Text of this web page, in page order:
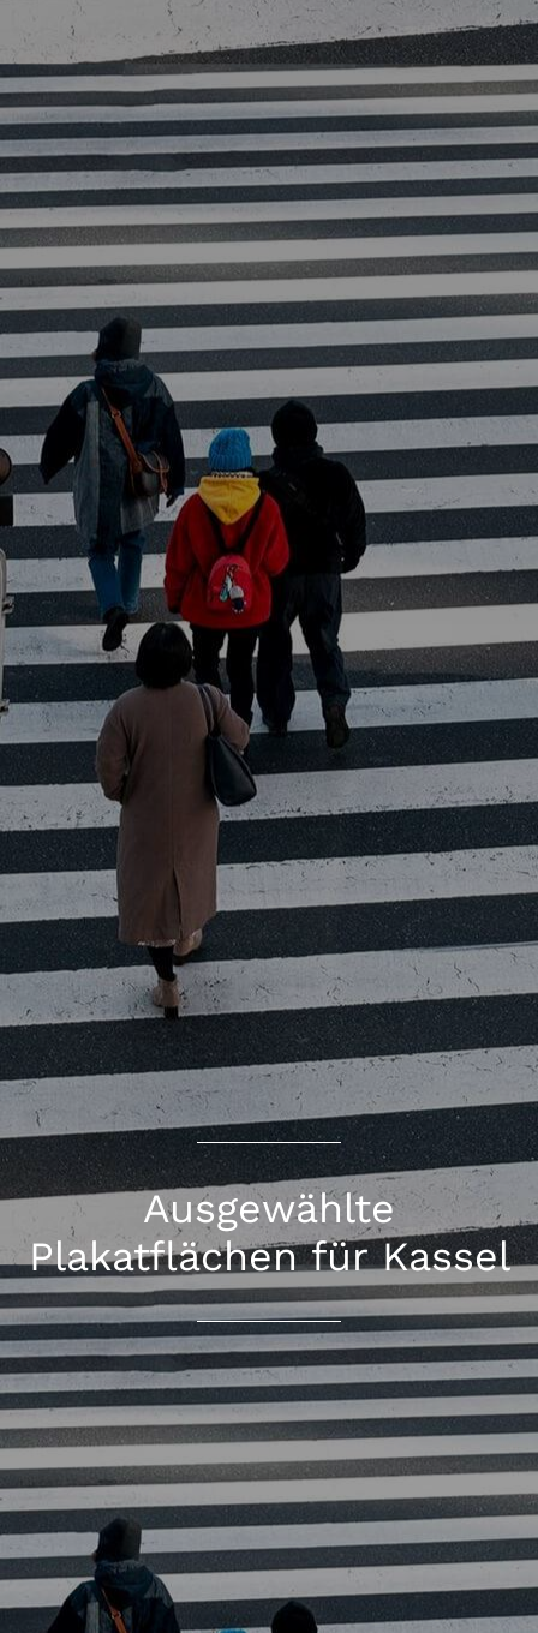
Ausgewählte
Plakatflächen für Kassel